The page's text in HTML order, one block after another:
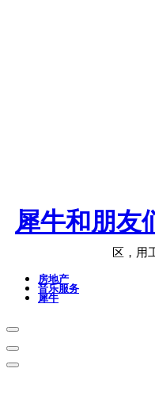
犀牛和朋友
区，用
房地产
音乐服务
犀牛